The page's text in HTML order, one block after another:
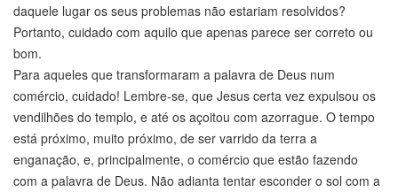
daquele lugar os seus problemas não estariam resolvidos?
Portanto, cuidado com aquilo que apenas parece ser correto ou
bom.
Para aqueles que transformaram a palavra de Deus num
comércio, cuidado! Lembre-se, que Jesus certa vez expulsou os
vendilhões do templo, e até os açoitou com azorrague. O tempo
está próximo, muito próximo, de ser varrido da terra a
enganação, e, principalmente, o comércio que estão fazendo
com a palavra de Deus. Não adianta tentar esconder o sol com a